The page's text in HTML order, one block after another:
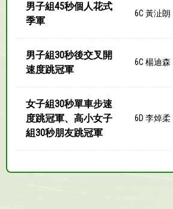
男子組45秒個人花式
季軍
6C 黃沚朗
男子組30秒後交叉開
速度跳冠軍
6C 楊迪森
女子組30秒單車步速
度跳冠軍、高小女子
組30秒朋友跳冠軍
6D 李焯柔